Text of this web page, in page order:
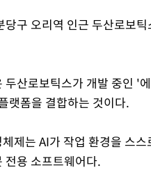
당구 오리역 인근 두산로보
두산로보틱스가 개발 중인
랫폼을 결합하는 것이다.
제는 AI가 작업 환경을 스
전용 소프트웨어다.